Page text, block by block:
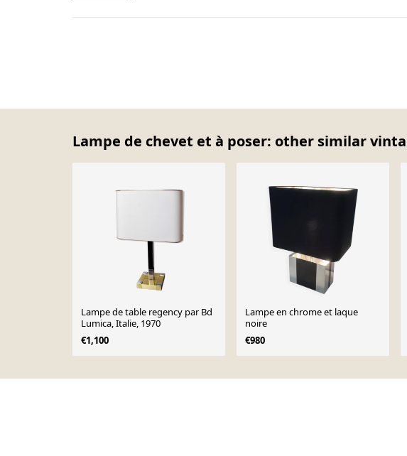
Lampe de chevet et à poser: other similar
Lampe de table regency par Bd
Lumica, Italie, 1970
€1,100
Lampe en chrome et laque
noire
€980